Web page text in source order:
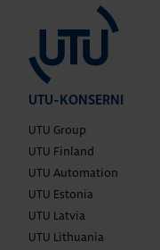
UTU-KONSERNI
UTU Group
UTU Finland
UTU Automation
UTU Estonia
UTU Latvia
UTU Lithuania